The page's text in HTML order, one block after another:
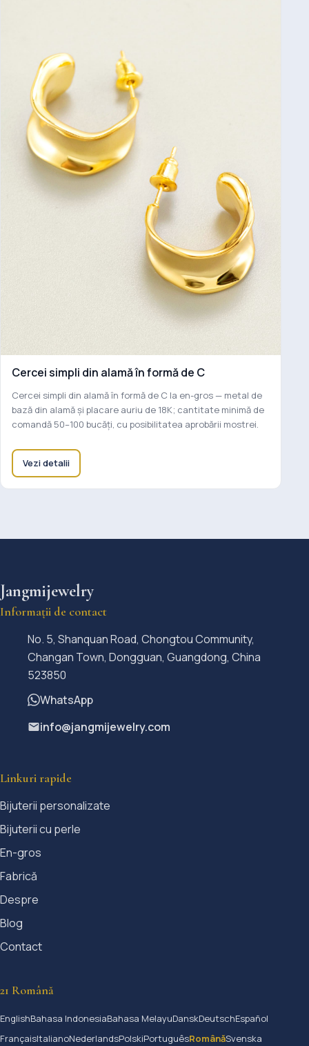
Cercei simpli din alamă în formă de C
Cercei simpli din alamă în formă de C la en-gros — metal de
bază din alamă și placare auriu de 18K; cantitate minimă de
comandă 50–100 bucăți, cu posibilitatea aprobării mostrei.
Vezi detalii
Jangmijewelry
Informații de contact
No. 5, Shanquan Road, Chongtou Community,
Changan Town, Dongguan, Guangdong, China
523850
WhatsApp
info@jangmijewelry.com
Linkuri rapide
Bijuterii personalizate
Bijuterii cu perle
En-gros
Fabrică
Despre
Blog
Contact
21 Română
EnglishBahasa IndonesiaBahasa MelayuDanskDeutschEspañol
FrançaisItalianoNederlandsPolskiPortuguêsRomânăSvenska